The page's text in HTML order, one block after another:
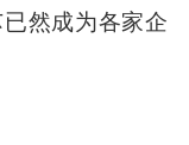
然成为各家企